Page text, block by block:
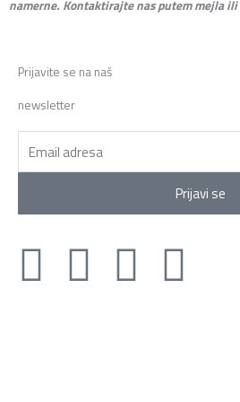
namerne. Kontaktirajte nas putem mejla
Prijavite se na naš
newsletter
Prijavi se
Y F X I